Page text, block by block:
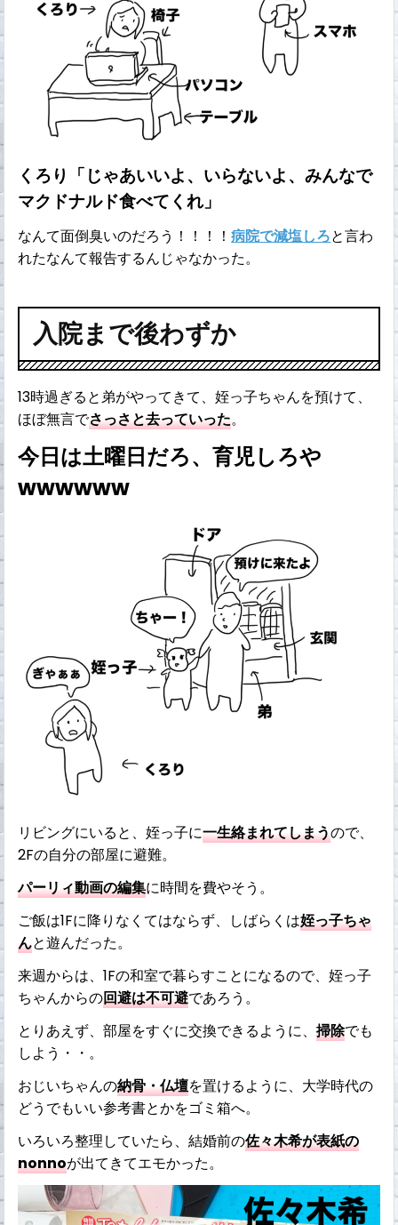
くろり「じゃあいいよ、いらないよ、みんなで
マクドナルド食べてくれ」
なんて面倒臭いのだろう！！！！病院で減塩しろと言わ
れたなんて報告するんじゃなかった。
入院まで後わずか
13時過ぎると弟がやってきて、姪っ子ちゃんを預けて、
ほぼ無言でさっさと去っていった。
今日は土曜日だろ、育児しろや
wwwwww
リビングにいると、姪っ子に一生絡まれてしまうので、
2Fの自分の部屋に避難。
パーリィ動画の編集に時間を費やそう。
ご飯は1Fに降りなくてはならず、しばらくは姪っ子ちゃ
んと遊んだった。
来週からは、1Fの和室で暮らすことになるので、姪っ子
ちゃんからの回避は不可避であろう。
とりあえず、部屋をすぐに交換できるように、掃除でも
しよう・・。
おじいちゃんの納骨・仏壇を置けるように、大学時代の
どうでもいい参考書とかをゴミ箱へ。
いろいろ整理していたら、結婚前の佐々木希が表紙の
nonnoが出てきてエモかった。